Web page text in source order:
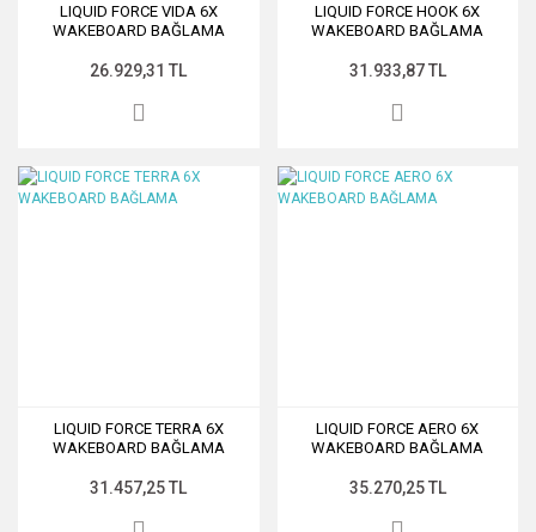
LIQUID FORCE VIDA 6X
WAKEBOARD BAĞLAMA
26.929,31 TL
LIQUID FORCE HOOK 6X
WAKEBOARD BAĞLAMA
31.933,87 TL
LIQUID FORCE TERRA 6X
WAKEBOARD BAĞLAMA
31.457,25 TL
LIQUID FORCE AERO 6X
WAKEBOARD BAĞLAMA
35.270,25 TL